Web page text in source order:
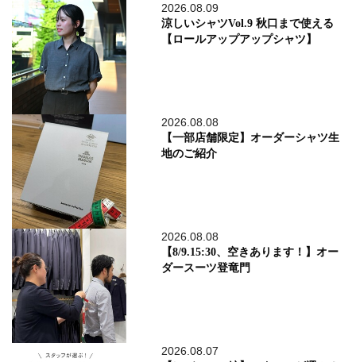
2026.08.09
涼しいシャツVol.9 秋口まで使える
【ロールアップアップシャツ】
2026.08.08
【一部店舗限定】オーダーシャツ生
地のご紹介
2026.08.08
【8/9.15:30、空きあります！】オー
ダースーツ登竜門
2026.08.07